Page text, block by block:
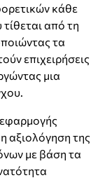
κάθε
από τη
τα
επιχειρήσεις
μια
αξιολόγηση της
με βάση τα